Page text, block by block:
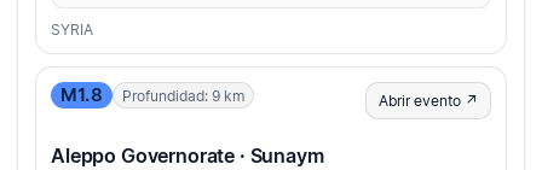
SYRIA
M1.8 Profundidad: 9 km Abrir evento ↗
Aleppo Governorate · Sunaym